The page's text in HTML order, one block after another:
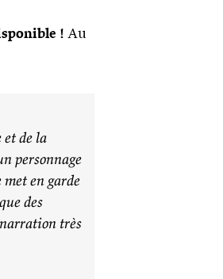
! Au
de la
personnage
en garde
des
très